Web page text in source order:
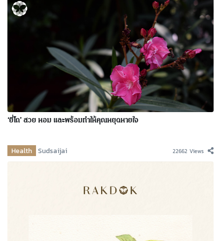
‘ยี่โถ’ สวย หอม และพร้อมทำให้คุณหยุดหายใจ
Health Sudsaijai 22662 Views